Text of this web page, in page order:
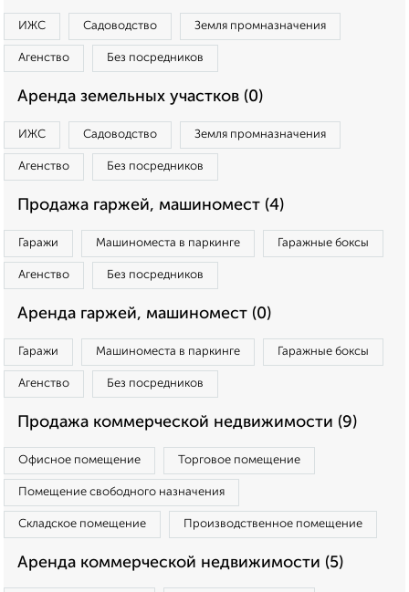
ИЖС Садоводство Земля промназначения
Агенство Без посредников
Аренда земельных участков (0)
ИЖС Садоводство Земля промназначения
Агенство Без посредников
Продажа гаржей, машиномест (4)
Гаражи Машиноместа в паркинге Гаражные боксы
Агенство Без посредников
Аренда гаржей, машиномест (0)
Гаражи Машиноместа в паркинге Гаражные боксы
Агенство Без посредников
Продажа коммерческой недвижимости (9)
Офисное помещение Торговое помещение
Помещение свободного назначения
Складское помещение Производственное помещение
Аренда коммерческой недвижимости (5)